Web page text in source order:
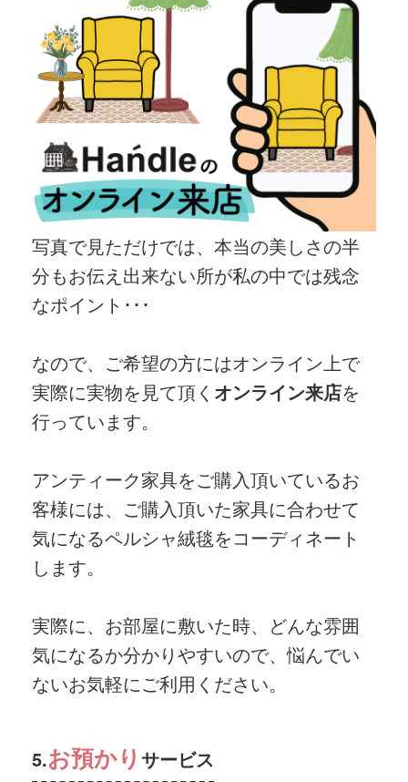
写真で見ただけでは、本当の美しさの半
分もお伝え出来ない所が私の中では残念
なポイント･･･
なので、ご希望の方にはオンライン上で
実際に実物を見て頂く オンライン来店を
行っています。
アンティーク家具をご購入頂いているお
客様には、ご購入頂いた家具に合わせて
気になるペルシャ絨毯をコーディネート
します。
実際に、お部屋に敷いた時、どんな雰囲
気になるか分かりやすいので、悩んでい
ないお気軽にご利用ください。
5.お預かり サービス